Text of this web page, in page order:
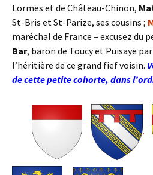
Lormes et de Château-Chinon,
St-Bris et St-Parize, ses cousins ;
maréchal de France – excusez du
Bar, baron de Toucy et Puisaye
l’héritière de ce grand fief voisin.
de cette petite cohorte, dans
.